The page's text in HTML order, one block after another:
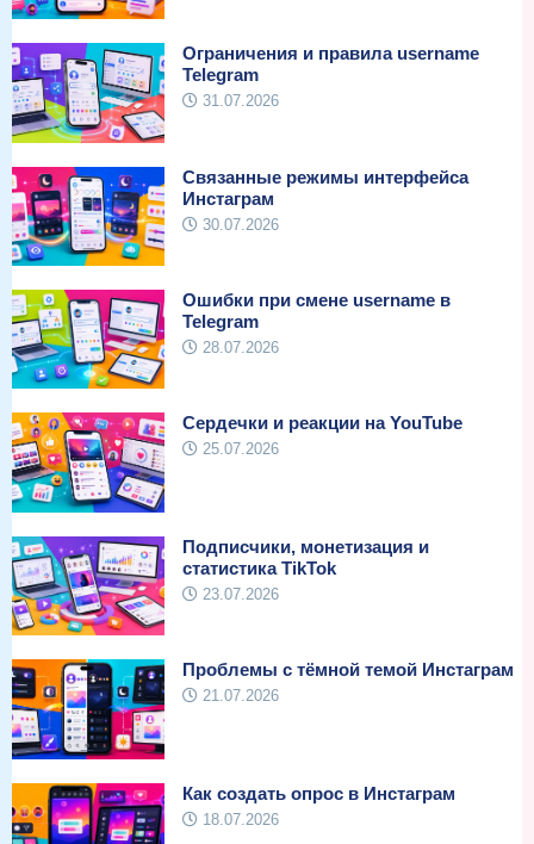
Ограничения и правила username
Telegram
31.07.2026
Связанные режимы интерфейса
Инстаграм
30.07.2026
Ошибки при смене username в
Telegram
28.07.2026
Сердечки и реакции на YouTube
25.07.2026
Подписчики, монетизация и
статистика TikTok
23.07.2026
Проблемы с тёмной темой Инстаграм
21.07.2026
Как создать опрос в Инстаграм
18.07.2026